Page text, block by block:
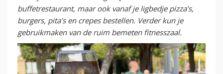
buffetrestaurant, maar ook vanaf je ligbedje pizza’s,
burgers, pita’s en crepes bestellen. Verder kun je
gebruikmaken van de ruim bemeten fitnesszaal.